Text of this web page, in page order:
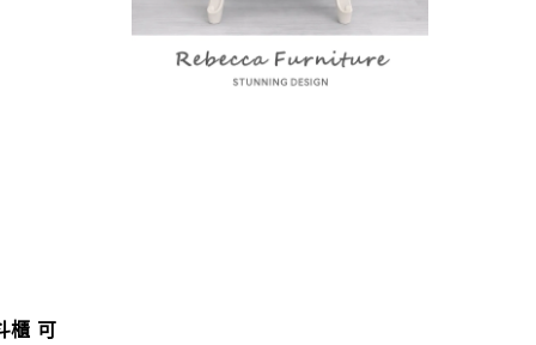
櫃 可